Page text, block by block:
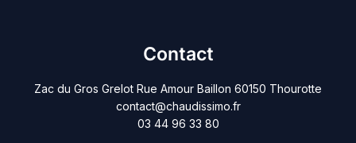
Contact
Zac du Gros Grelot Rue Amour Baillon 60150 Thourotte
contact@chaudissimo.fr
03 44 96 33 80